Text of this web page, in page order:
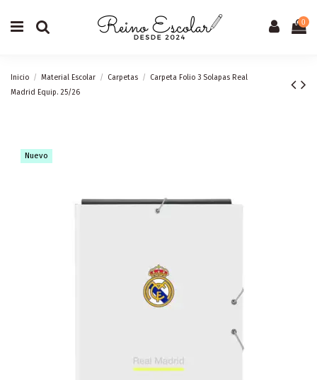
0
Inicio Material Escolar Carpetas
Carpeta Folio 3 Solapas Real
Madrid Equip. 25/26
Nuevo